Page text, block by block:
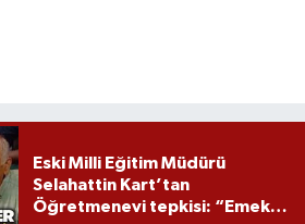
Eski Milli Eğitim Müdürü
Selahattin Kart’tan
Öğretmenevi tepkisi: “Emekli